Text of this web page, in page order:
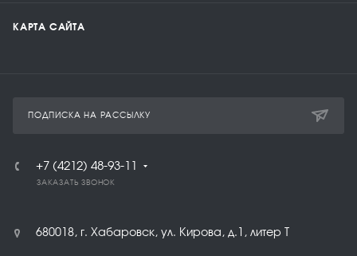
КАРТА САЙТА
ПОДПИСКА НА РАССЫЛКУ
+7 (4212) 48-93-11
ЗАКАЗАТЬ ЗВОНОК
680018, г. Хабаровск, ул. Кирова, д.1, литер Т